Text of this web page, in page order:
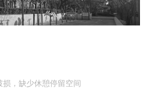
损，缺少休憩停留空间